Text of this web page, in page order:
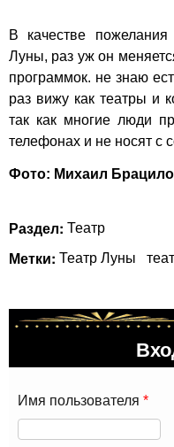
В качестве
Луны, раз уж он
программок. не знаю
раз вижу как театры и
так как многие люди
телефонах и не носят с
Фото: Михаил Брацило
Раздел: Театр
Метки: Театр Луны
Имя пользователя *